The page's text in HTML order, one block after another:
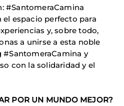
#SantomeraCamina
el espacio perfecto para
y, sobre todo,
a unirse a esta noble
#SantomeraCamina y
con la solidaridad y el
POR UN MUNDO MEJOR?